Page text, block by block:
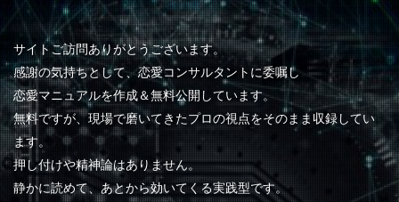
サイトご訪問ありがとうございます。
感謝の気持ちとして、恋愛コンサルタントに委嘱し
恋愛マニュアルを作成＆無料公開しています。
無料ですが、現場で磨いてきたプロの視点をそのまま収録してい
ます。
押し付けや精神論はありません。
静かに読めて、あとから効いてくる実践型です。